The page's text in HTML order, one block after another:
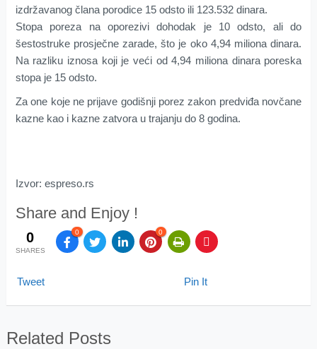
izdržavanog člana porodice 15 odsto ili 123.532 dinara.
Stopa poreza na oporezivi dohodak je 10 odsto, ali do
šestostruke prosječne zarade, što je oko 4,94 miliona dinara.
Na razliku iznosa koji je veći od 4,94 miliona dinara poreska
stopa je 15 odsto.
Za one koje ne prijave godišnji porez zakon predviđa novčane
kazne kao i kazne zatvora u trajanju do 8 godina.
Izvor: espreso.rs
Share and Enjoy !
0
SHARES
0 0
Tweet Pin It
Related Posts